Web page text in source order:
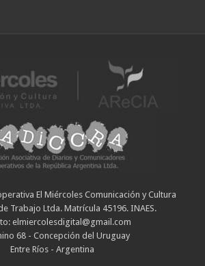
El Miércoles Comunicación y Cultura
Trabajo Ltda. Matrícula 45196. INAES.
elmiercolesdigital@gmail.com
68 - Concepción del Uruguay
Entre Ríos - Argentina